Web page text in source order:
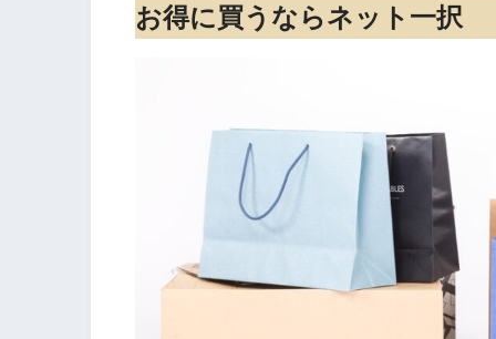
お得に買うならネット一択